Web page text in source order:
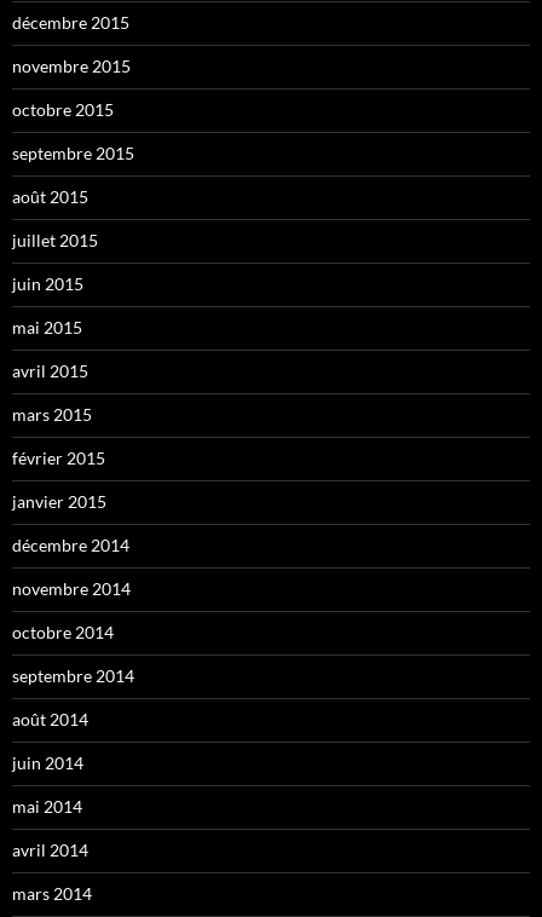
décembre 2015
novembre 2015
octobre 2015
septembre 2015
août 2015
juillet 2015
juin 2015
mai 2015
avril 2015
mars 2015
février 2015
janvier 2015
décembre 2014
novembre 2014
octobre 2014
septembre 2014
août 2014
juin 2014
mai 2014
avril 2014
mars 2014